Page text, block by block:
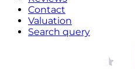
Contact
Valuation
Search query